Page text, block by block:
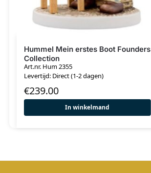
Hummel Mein erstes Boot Founders
Collection
Art.nr. Hum 2355
Levertijd: Direct (1-2 dagen)
€239.00
In winkelmand